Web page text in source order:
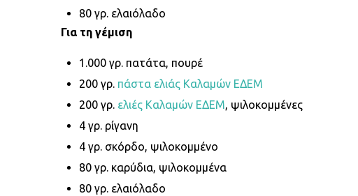
80 γρ. ελαιόλαδο
Για τη γέμιση
1.000 γρ. πατάτα, πουρέ
200 γρ. πάστα ελιάς Καλαμών ΕΔΕΜ
200 γρ. ελιές Καλαμών ΕΔΕΜ, ψιλοκομμένες
4 γρ. ρίγανη
4 γρ. σκόρδο, ψιλοκομμένο
80 γρ. καρύδια, ψιλοκομμένα
80 γρ. ελαιόλαδο